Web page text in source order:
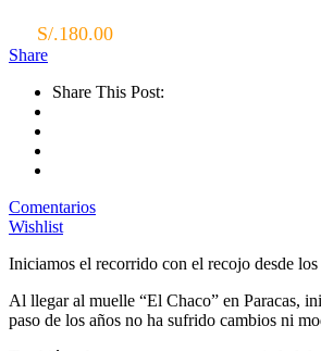
S/.180.00
Share
Share This Post:
Comentarios
Wishlist
Iniciamos el recorrido con el recojo desde
Al llegar al muelle “El Chaco” en Paracas,
paso de los años no ha sufrido cambios ni